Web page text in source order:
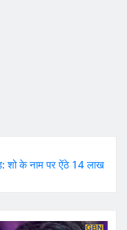
शो के नाम पर ऐंठे 14 लाख